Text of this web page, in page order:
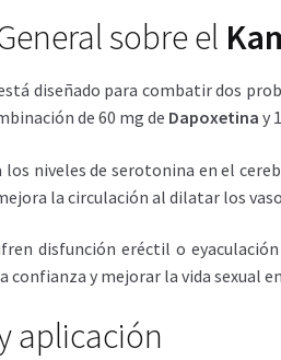
sobre el
diseñado para combatir dos
de 60 mg de Dapoxetina y
los niveles de serotonina en el
la circulación al dilatar los
disfunción eréctil o
confianza y mejorar la vida sexual
aplicación